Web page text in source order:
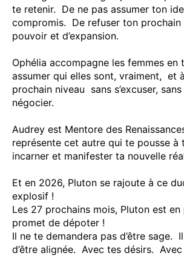
te retenir. De ne pas assumer ton
compromis. De refuser ton prochain
pouvoir et d’expansion.
Ophélia accompagne les femmes
assumer qui elles sont, vraiment, et
prochain niveau sans s’excuser,
négocier.
Audrey est Mentore des
représente cet autre qui te pousse à
incarner et manifester ta nouvelle
Et en 2026, Pluton se rajoute à ce
explosif !
Les 27 prochains mois, Pluton est
promet de dépoter !
Il ne te demandera pas d’être sage.
d’être alignée. Avec tes désirs.